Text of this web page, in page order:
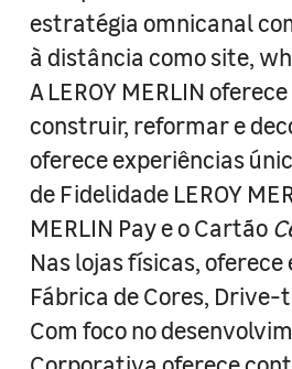
estratégia omnicanal
à distância como site,
A LEROY MERLIN
construir, reformar e
oferece experiências
de Fidelidade LEROY
MERLIN Pay e o Cartão
Nas lojas físicas,
Fábrica de Cores,
Com foco no